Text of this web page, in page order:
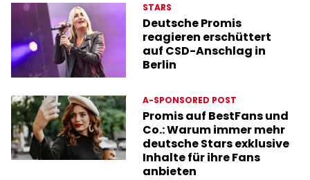
STARS
Deutsche Promis
reagieren erschüttert
auf CSD-Anschlag in
Berlin
A-SPONSORED POST
Promis auf BestFans und
Co.: Warum immer mehr
deutsche Stars exklusive
Inhalte für ihre Fans
anbieten